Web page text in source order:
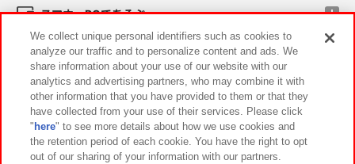
スマホ・PCであそぶ
イベント・キャンペーン
関連会社 サステナビリティ サイトポリシー
プライバシーポリシー ウェブアクセシビリティ方針と検証結果
We collect unique personal identifiers such as cookies to
analyze our traffic and to personalize content and ads. We
share information about your use of our website with our
analytics and advertising partners, who may combine it with
other information that you have provided to them or that they
have collected from your use of their services. Please click
" here" to see more details about how we use cookies and
the retention period of each cookie. You have the right to opt
out of our sharing of your information with our partners.